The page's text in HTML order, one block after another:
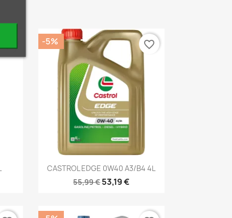
favorite_border
Быстрый просмотр
CASTROL EDGE 0W40 A3/B4 4L
55,99 €53,19 €
-5% favorite_border